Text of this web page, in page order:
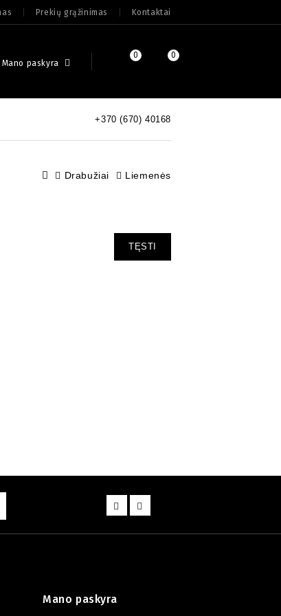
Prekių grąžinimas Kontaktai
Mano paskyra
0 0
+370 (670) 40168
Drabužiai Liemenės
TĘSTI
Mano paskyra